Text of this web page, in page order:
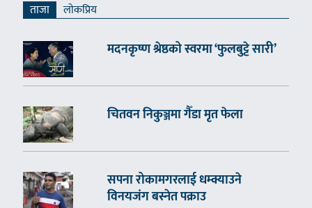
ताजा लाेकप्रिय
मदनकृष्ण श्रेष्ठको स्वरमा ‘फुलबुट्टे सारी’
चितवन निकुञ्जमा गैँडा मृत फेला
सपना रोकामगरलाई धम्क्याउने
विनयजंग बस्नेत पक्राउ